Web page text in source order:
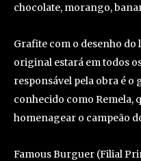
chocolate, morango,
Grafite com o desenho do
original estará em todos
responsável pela obra é
conhecido como Remela,
homenagear o campeão
Famous Burguer (Filial